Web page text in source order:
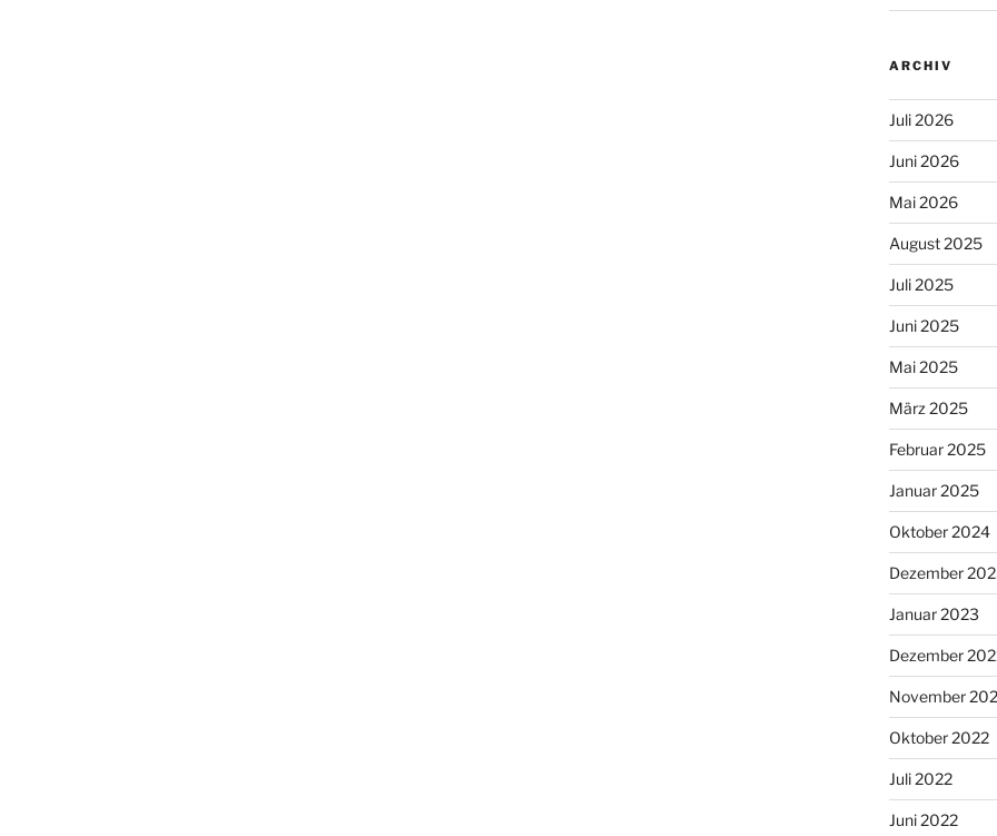
ARCHIV
Juli 2026
Juni 2026
Mai 2026
August 2025
Juli 2025
Juni 2025
Mai 2025
März 2025
Februar 2025
Januar 2025
Oktober 2024
Dezember
Januar 2023
Dezember
November
Oktober 2022
Juli 2022
Juni 2022